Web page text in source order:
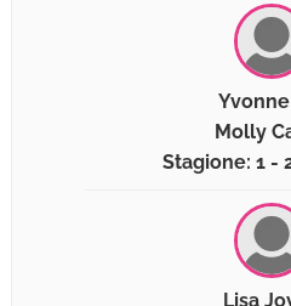
Molly
Stagione: 1 -
Lisa